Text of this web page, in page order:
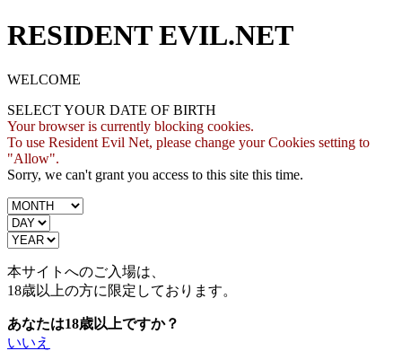
RESIDENT EVIL.NET
WELCOME
SELECT YOUR DATE OF BIRTH
Your browser is currently blocking cookies.
To use Resident Evil Net, please change your Cookies setting to
"Allow".
Sorry, we can't grant you access to this site this time.
本サイトへのご入場は、
18歳以上の方に限定しております。
あなたは18歳以上ですか？
いいえ